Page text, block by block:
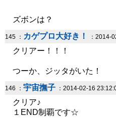
ズボンは？
145 ： カゲプロ大好き！ ：2014-
クリアー！！！
つーか、ジッタがいた！
146 ： 宇宙撫子 ：2014-02-16
クリア♪
１END制覇です☆